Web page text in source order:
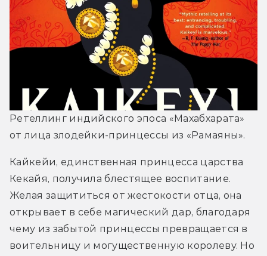
Ретеллинг индийского эпоса «Махабхарата»
от лица злодейки-принцессы из «Рамаяны».
Кайкейи, единственная принцесса царства
Кекайя, получила блестящее воспитание.
Желая защититься от жестокости отца, она
открывает в себе магический дар, благодаря
чему из забытой принцессы превращается в
воительницу и могущественную королеву. Но